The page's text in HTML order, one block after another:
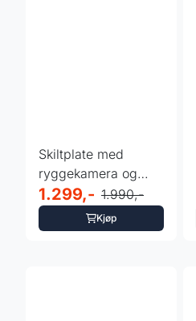
Skiltplate med
ryggekamera og
parkeringssensorer
1.299,- 1.990,-
Kjøp